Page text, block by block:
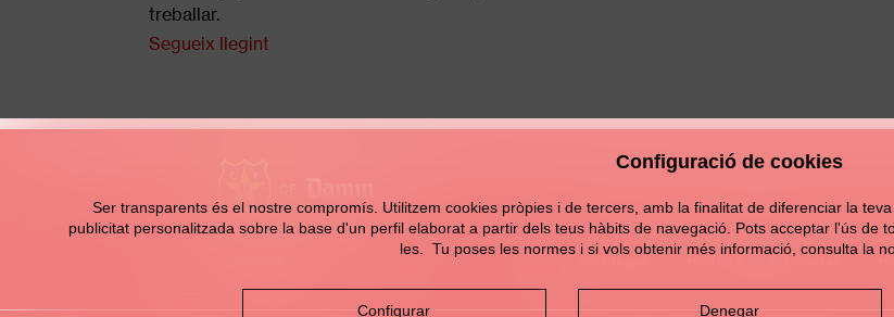
treballar.
Segueix llegint
Avís legal Política de privacitat
Configuració de cookies
Ser transparents és el nostre compromís. Utilitzem cookies pròpies i de tercers, amb la finalitat de diferenciar la
publicitat personalitzada sobre la base d'un perfil elaborat a partir dels teus hàbits de navegació. Pots acceptar l'ús de
les. Tu poses les normes i si vols obtenir més informació, consulta la
Configurar Denegar